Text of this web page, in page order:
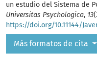
un estudio del Sistema de
Universitas Psychologica, 13
https://doi.org/10.11144/
Más formatos de cita